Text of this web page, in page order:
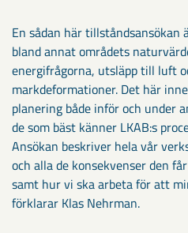
En sådan här tillståndsansökan
bland annat områdets
energifrågorna, utsläpp till luft
markdeformationer. Det här
planering både inför och under
de som bäst känner LKAB:s
Ansökan beskriver hela vår
och alla de konsekvenser den
samt hur vi ska arbeta för att
förklarar Klas Nehrman.